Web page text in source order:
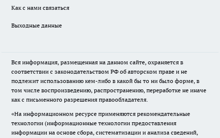
Как с нами связаться
Выходные данные
Вся информация, размещенная на данном сайте, охраняется в
соответствии с законодательством РФ об авторском праве и не
подлежит использованию кем-либо в какой бы то ни было форме, в
том числе воспроизведению, распространению, переработке не иначе
как с письменного разрешения правообладателя.
«На информационном ресурсе применяются рекомендательные
технологии (информационные технологии предоставления
информации на основе сбора, систематизации и анализа сведений,